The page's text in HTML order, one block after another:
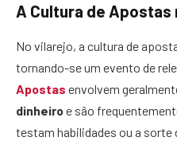
A Cultura de Apostas
No vilarejo, a cultura de
tornando-se um evento de
Apostas envolvem
dinheiroe são
testam habilidades ou a